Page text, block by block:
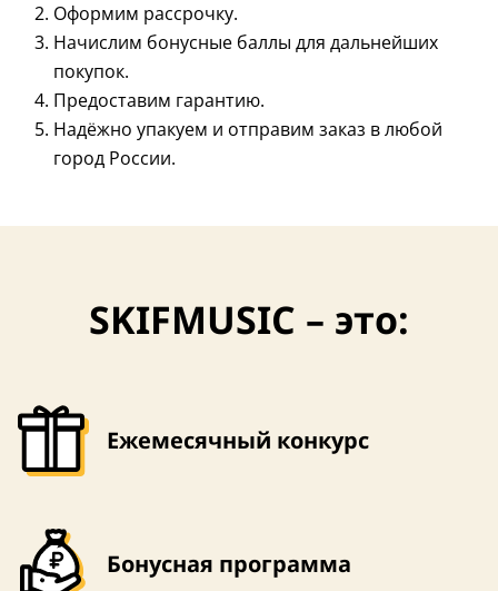
Оформим рассрочку.
Начислим бонусные баллы для дальнейших
покупок.
Предоставим гарантию.
Надёжно упакуем и отправим заказ в любой
город России.
SKIFMUSIC – это:
Ежемесячный конкурс
Бонусная программа